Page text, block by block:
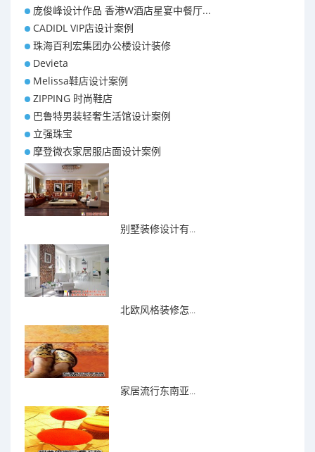
庞俊峰设计作品 香港W酒店星宴中餐厅...
CADIDL VIP店设计案例
珠海百利宏集团办公楼设计装修
Devieta
Melissa鞋店设计案例
ZIPPING 时尚鞋店
巴鲁特男装轻奢生活馆设计案例
立强珠宝
摩登微衣家居服店面设计案例
别墅装修设计有...
北欧风格装修怎...
家居流行东南亚...